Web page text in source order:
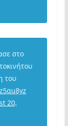
στο
του
20,